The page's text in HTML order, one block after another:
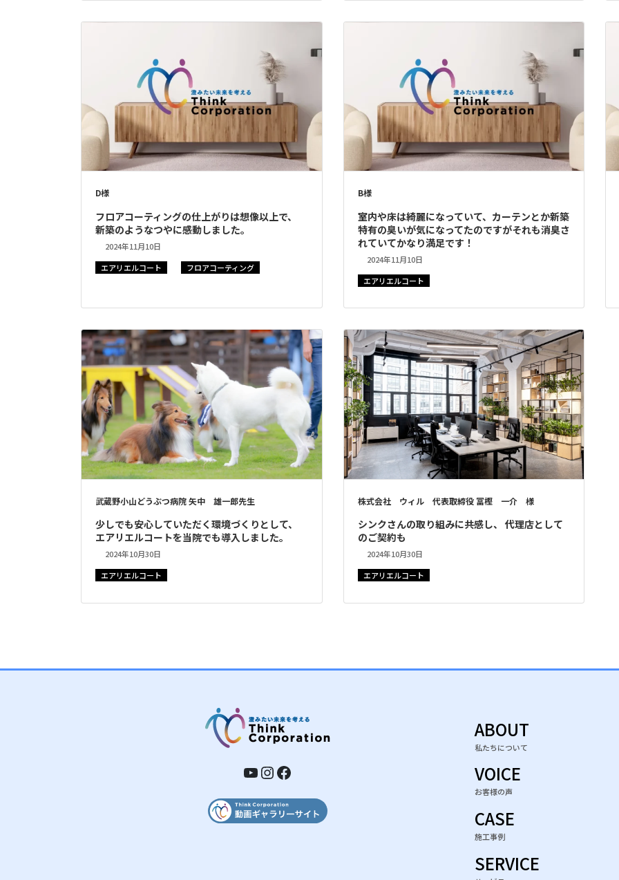
D様
フロアコーティングの仕上がりは想像以上で、
新築のようなつやに感動しました。
2024年11月10日
エアリエルコート
フロアコーティング
B様
室内や床は綺麗になっていて、カーテンとか新築
特有の臭いが気になってたのですがそれも消臭さ
れていてかなり満足です！
2024年11月10日
エアリエルコート
武蔵野小山どうぶつ病院 矢中 雄一郎先生
少しでも安心していただく環境づくりとして、
エアリエルコートを当院でも導入しました。
2024年10月30日
エアリエルコート
株式会社 ウィル 代表取締役 冨樫 一介 様
シンクさんの取り組みに共感し、 代理店として
のご契約も
2024年10月30日
エアリエルコート
YouTube
Instagram
Facebook
ABOUT
私たちについて
VOICE
お客様の声
CASE
施工事例
SERVICE